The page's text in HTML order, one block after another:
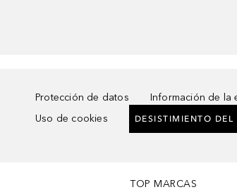
Protección de datos Información de la
Uso de cookies
DESISTIMIENTO DEL
TOP MARCAS